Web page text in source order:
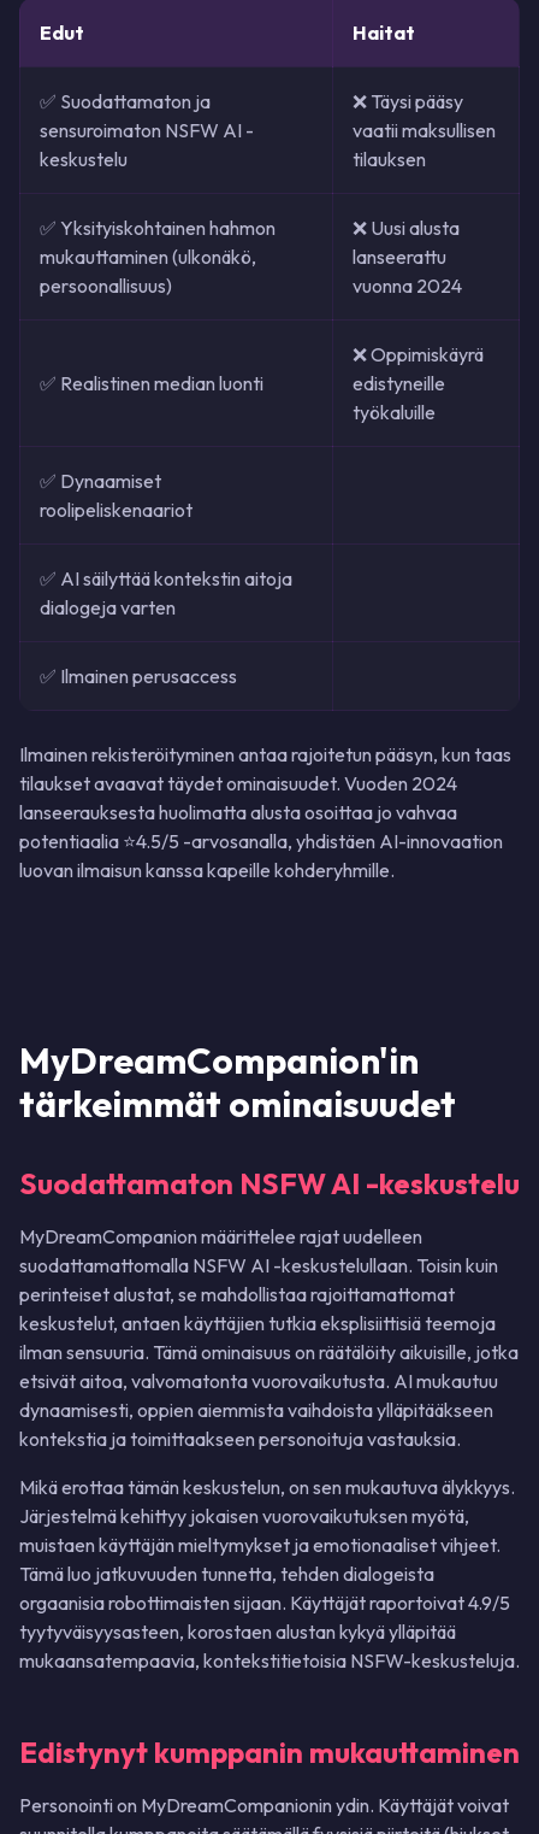
Edut Haitat
✅ Suodattamaton ja
sensuroimaton NSFW AI -
keskustelu
❌ Täysi pääsy
vaatii maksullisen
tilauksen
✅ Yksityiskohtainen hahmon
mukauttaminen (ulkonäkö,
persoonallisuus)
❌ Uusi alusta
lanseerattu
vuonna 2024
✅ Realistinen median luonti
❌ Oppimiskäyrä
edistyneille
työkaluille
✅ Dynaamiset
roolipeliskenaariot
✅ AI säilyttää kontekstin aitoja
dialogeja varten
✅ Ilmainen perusaccess
Ilmainen rekisteröityminen antaa rajoitetun pääsyn, kun taas
tilaukset avaavat täydet ominaisuudet. Vuoden 2024
lanseerauksesta huolimatta alusta osoittaa jo vahvaa
potentiaalia ⭐4.5/5 -arvosanalla, yhdistäen AI-innovaation
luovan ilmaisun kanssa kapeille kohderyhmille.
MyDreamCompanion'in
tärkeimmät ominaisuudet
Suodattamaton NSFW AI -keskustelu
MyDreamCompanion määrittelee rajat uudelleen
suodattamattomalla NSFW AI -keskustelullaan. Toisin kuin
perinteiset alustat, se mahdollistaa rajoittamattomat
keskustelut, antaen käyttäjien tutkia eksplisiittisiä teemoja
ilman sensuuria. Tämä ominaisuus on räätälöity aikuisille, jotka
etsivät aitoa, valvomatonta vuorovaikutusta. AI mukautuu
dynaamisesti, oppien aiemmista vaihdoista ylläpitääkseen
kontekstia ja toimittaakseen personoituja vastauksia.
Mikä erottaa tämän keskustelun, on sen mukautuva älykkyys.
Järjestelmä kehittyy jokaisen vuorovaikutuksen myötä,
muistaen käyttäjän mieltymykset ja emotionaaliset vihjeet.
Tämä luo jatkuvuuden tunnetta, tehden dialogeista
orgaanisia robottimaisten sijaan. Käyttäjät raportoivat 4.9/5
tyytyväisyysasteen, korostaen alustan kykyä ylläpitää
mukaansatempaavia, kontekstitietoisia NSFW-keskusteluja.
Edistynyt kumppanin mukauttaminen
Personointi on MyDreamCompanionin ydin. Käyttäjät voivat